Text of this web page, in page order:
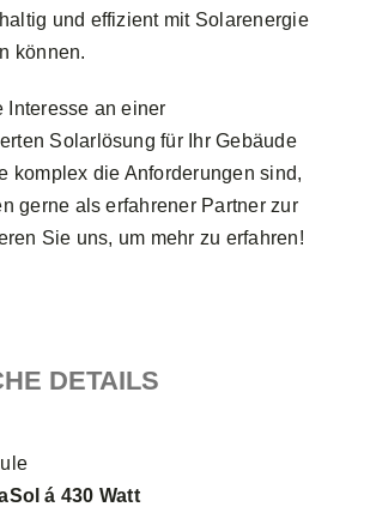
und effizient mit Solarenergie
können.
Interesse an einer
Solarlösung für Ihr Gebäude
komplex die Anforderungen sind,
gerne als erfahrener Partner zur
Sie uns, um mehr zu erfahren!
DETAILS
á 430 Watt